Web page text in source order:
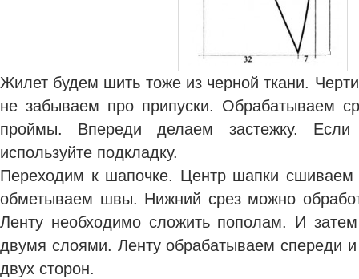
Жилет будем шить тоже из черной ткани.
не забываем про припуски. Обрабатываем
проймы. Впереди делаем застежку.
используйте подкладку.
Переходим к шапочке. Центр шапки сшиваем
обметываем швы. Нижний срез можно
Ленту необходимо сложить пополам. И
двумя слоями. Ленту обрабатываем спереди
двух сторон.